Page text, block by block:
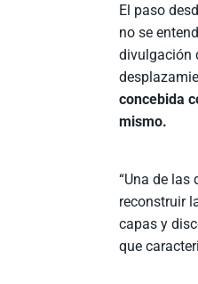
El paso
no se
divulgación
concebida
mismo.
“Una de
reconstruir
capas y
que